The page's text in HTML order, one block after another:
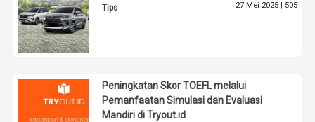
Tips 27 Mei 2025 | 505
Peningkatan Skor TOEFL melalui
Pemanfaatan Simulasi dan Evaluasi
Mandiri di Tryout.id